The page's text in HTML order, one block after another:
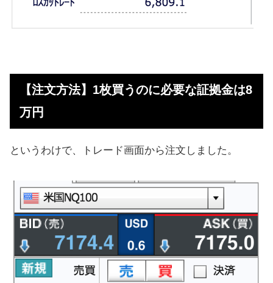
【注文方法】1枚買うのに必要な証拠金は8
万円
というわけで、トレード画面から注文しました。